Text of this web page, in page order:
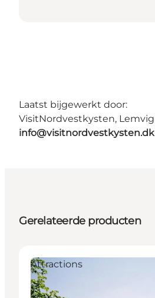
Laatst bijgewerkt door:
VisitNordvestkysten, Lemvig
info@visitnordvestkysten.dk
Gerelateerde producten
Attractions